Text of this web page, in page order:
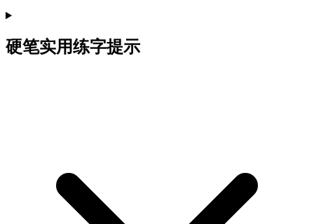
硬笔实用练字提示